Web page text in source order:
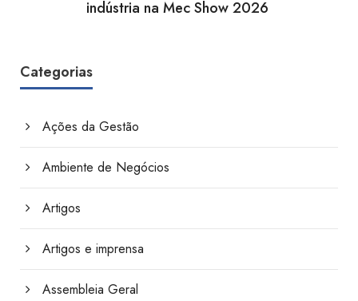
indústria na Mec Show 2026
Categorias
Ações da Gestão
Ambiente de Negócios
Artigos
Artigos e imprensa
Assembleia Geral